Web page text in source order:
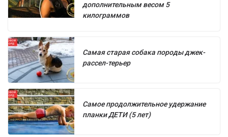
дополнительным весом 5
килограммов
Самая старая собака породы джек-
рассел-терьер
Самое продолжительное удержание
планки ДЕТИ (5 лет)